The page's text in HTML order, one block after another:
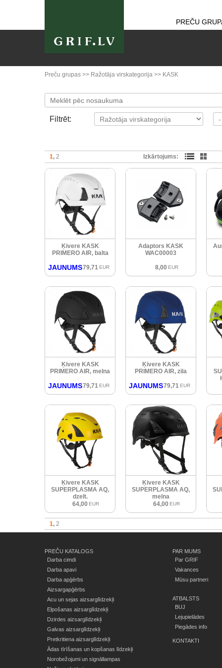
PREČU
Preču grupas >> Ražotāja virskategorija >> KASK
Filtrēt:
1 2 Izkārtojums:
Ķivere KASK
PRIMERO AIR, balta
JAUNUMS79,71 EUR
Adaptors KASK
WAC00003
8,00 EUR
Ķivere KASK
PRIMERO AIR, melna
JAUNUMS79,71 EUR
Ķivere KASK
PRIMERO AIR, zila
JAUNUMS79,71 EUR
Ķivere KASK
SUPERPLASMA AQ,
dzelt.
64,00 EUR
Ķivere KASK
SUPERPLASMA AQ,
melna
64,00 EUR
1 2
PREČU KATALOGS
Darba cimdi
Darba apavi
Darba apģērbs
Aizsargapģērbs
Acu un sejas aizsarglīdzekļi
Elpošanas aizsarglīdzekļi
Dzirdes aizsarglīdzekļi
Galvas aizsarglīdzekļi
Pretkritiena aizsarglīdzekļi
Ādas tīrīšanas un kopšanas līdzekļi
Norobežojumi un signāllampas
PAR MUMS
Par GRIF
Vakances
Mūsu partneri
ATBALSTS
BUJ
Lejupielādes
Piegādes info
KONTAKTI